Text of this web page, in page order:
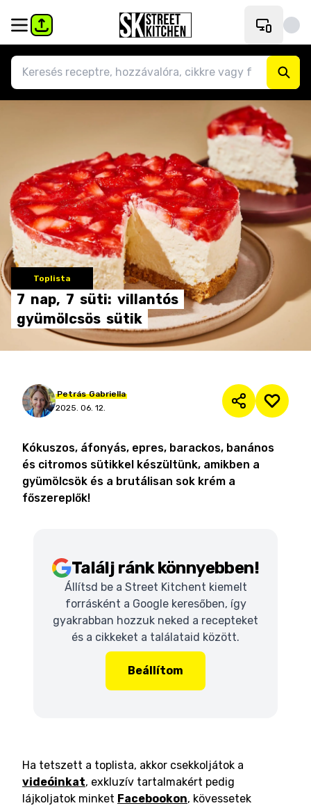
Toplista
7 nap, 7 süti: villantós
gyümölcsös sütik
Petrás Gabriella
2025. 06. 12.
Kókuszos, áfonyás, epres, barackos, banános
és citromos sütikkel készültünk, amikben a
gyümölcsök és a brutálisan sok krém a
főszereplők!
Találj ránk könnyebben!
Állítsd be a Street Kitchent kiemelt
forrásként a Google keresőben, így
gyakrabban hozzuk neked a recepteket
és a cikkeket a találataid között.
Beállítom
Ha tetszett a toplista, akkor csekkoljátok a
videóinkat, exkluzív tartalmakért pedig
lájkoljatok minket Facebookon, kövessetek